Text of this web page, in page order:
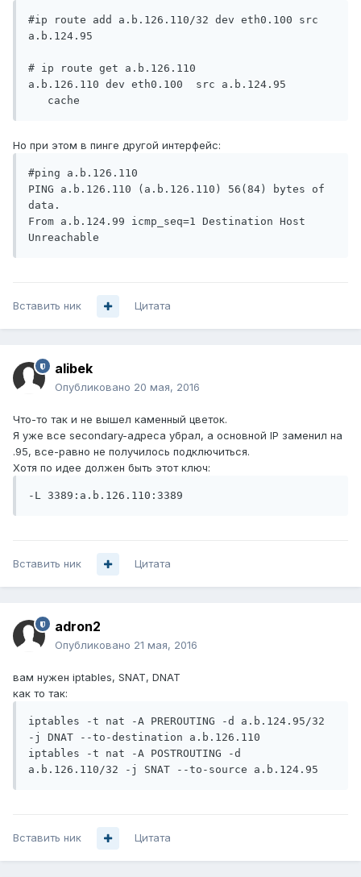
#ip route add a.b.126.110/32 dev eth0.100 src
a.b.124.95
# ip route get a.b.126.110
a.b.126.110 dev eth0.100  src a.b.124.95
Но при этом в пинге другой интерфейс:
#ping a.b.126.110
PING a.b.126.110 (a.b.126.110) 56(84) bytes of
data.
From a.b.124.99 icmp_seq=1 Destination Host
Вставить ник Цитата
alibek
Опубликовано 20 мая, 2016
Что-то так и не вышел каменный цветок.
Я уже все secondary-адреса убрал, а основной IP заменил на
.95, все-равно не получилось подключиться.
Хотя по идее должен быть этот ключ:
-L 3389:a.b.126.110:3389
Вставить ник Цитата
adron2
Опубликовано 21 мая, 2016
вам нужен iptables, SNAT, DNAT
как то так:
iptables -t nat -A PREROUTING -d a.b.124.95/32
-j DNAT --to-destination a.b.126.110
iptables -t nat -A POSTROUTING -d
a.b.126.110/32 -j SNAT --to-source a.b.124.95
Вставить ник Цитата